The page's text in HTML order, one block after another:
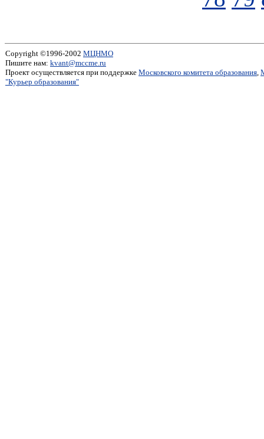
Copyright ©1996-2002 МЦНМО
Пишите нам: kvant@mccme.ru
Проект осуществляется при поддержке Московского комитета образования,
"Курьер образования"